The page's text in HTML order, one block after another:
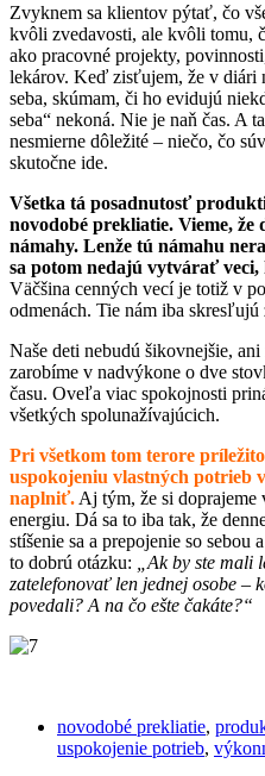
Zvyknem sa klientov pýtať, čo
kvôli zvedavosti, ale kvôli tomu,
ako pracovné projekty,
lekárov. Keď zisťujem, že v diári
seba, skúmam, či ho evidujú
seba“ nekoná. Nie je naň čas. A
nesmierne dôležité – niečo, čo
skutočne ide.
Všetka tá posadnutosť
novodobé prekliatie. Vieme, že
námahy. Lenže tú námahu
sa potom nedajú vytvárať veci,
Väčšina cenných vecí je totiž v
odmenách. Tie nám iba skresľujú
Naše deti nebudú šikovnejšie,
zarobíme v nadvýkone o dve
času. Oveľa viac spokojnosti
všetkých spolunažívajúcich.
Pri všetkom tom terore
uspokojeniu vlastných potrieb
naplniť. Aj tým, že si doprajeme
energiu. Dá sa to iba tak, že
stíšenie sa a prepojenie so sebou
to dobrú otázku:
„Ak by ste
zatelefonovať len jednej osobe –
povedali? A na čo ešte čakáte?“
novodobé prekliatie,
uspokojenie potrieb,